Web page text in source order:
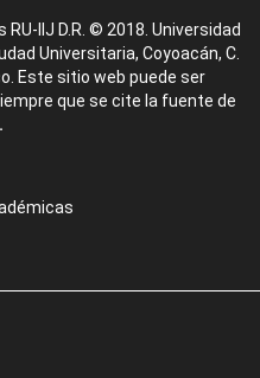
IIJ D.R. © 2018. Universidad
Universitaria, Coyoacán, C.
Este sitio web puede ser
que se cite la fuente de